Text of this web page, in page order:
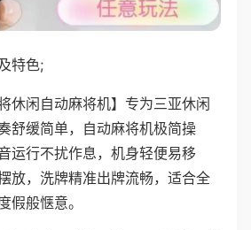
特色;
休闲自动麻将机】专为三亚休闲
舒缓简单，自动麻将机极简操
运行不扰作息，机身轻便易移
放，洗牌精准出牌流畅，适合全
假般惬意。